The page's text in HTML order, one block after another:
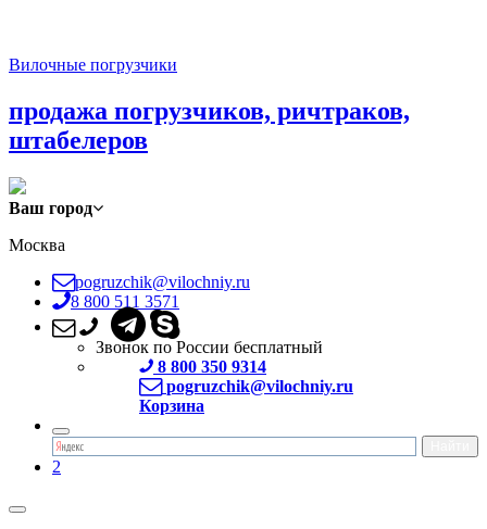
Вилочные погрузчики
продажа погрузчиков, ричтраков,
штабелеров
Ваш город
Москва
pogruzchik@vilochniy.ru
8 800 511 3571
Звонок по России бесплатный
8 800 350 9314
pogruzchik@vilochniy.ru
Корзина
2